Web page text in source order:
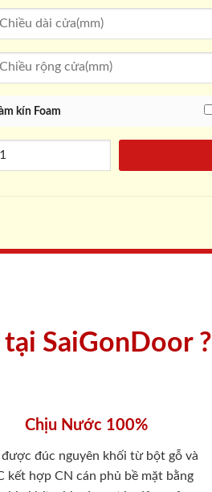
kín Foam
SaiGonDoor ?
Chịu Nước 100%
đúc nguyên khối từ bột gỗ và
kết hợp CN cán phủ bề mặt bằng